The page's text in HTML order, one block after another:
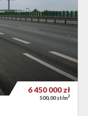
6 450 000zł
500,00 zł/m2